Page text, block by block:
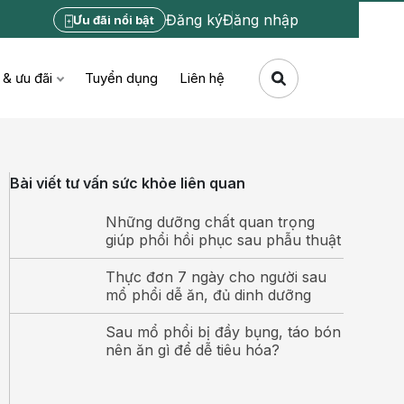
Ưu đãi nổi bật Đăng kýĐăng nhập
ưu đãi Tuyển dụng Liên hệ
Bài viết tư vấn sức khỏe liên quan
Những dưỡng chất quan trọng
giúp phổi hồi phục sau phẫu thuật
Thực đơn 7 ngày cho người sau
mổ phổi dễ ăn, đủ dinh dưỡng
Sau mổ phổi bị đầy bụng, táo bón
nên ăn gì để dễ tiêu hóa?